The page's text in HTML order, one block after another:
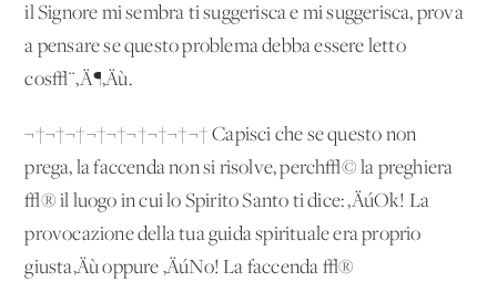
il Signore mi sembra ti suggerisca e mi suggerisca, prova
a pensare se questo problema debba essere letto
cos√¨‚Ä¶‚Äù.
¬†¬†¬†¬†¬†¬†¬†¬†¬† Capisci che se questo non
prega, la faccenda non si risolve, perch√© la preghiera
√® il luogo in cui lo Spirito Santo ti dice: ‚ÄúOk! La
provocazione della tua guida spirituale era proprio
giusta‚Äù oppure ‚ÄúNo! La faccenda √®